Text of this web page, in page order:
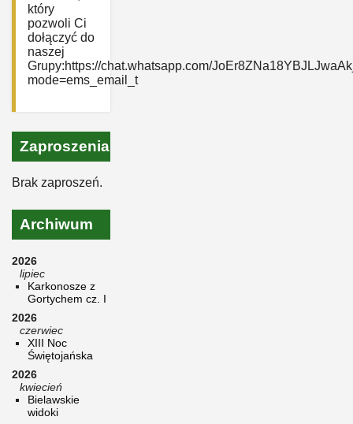
który
pozwoli Ci
dołączyć do
naszej
Grupy:https://chat.whatsapp.com/
mode=ems_email_t
Zaproszenia
Brak zaproszeń.
Archiwum
2026
lipiec
Karkonosze z
Gortychem cz. I
2026
czerwiec
XIII Noc
Świętojańska
2026
kwiecień
Bielawskie
widoki